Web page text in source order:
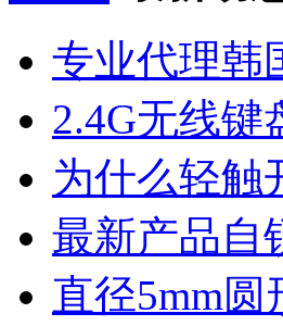
专业代理韩
2.4G无线键
为什么轻触
最新产品自
直径5mm